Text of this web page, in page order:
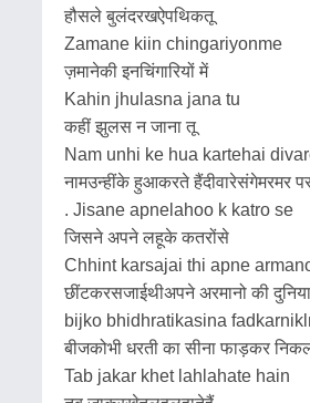
हौसले बुलंदरखऐपथिकतू
Zamane kiin chingariyonme
ज़मानेकी इनचिंगारियों में
Kahin jhulasna jana tu
कहीं झुलस न जाना तू
Nam unhi ke hua kartehai
नामउन्हींके हुआकरते हैंदीवारेसंगेमरमर
. Jisane apnelahoo k katro se
जिसने अपने लहूके कतरोंसे
Chhint karsajai thi apne
छींटकरसजाईथीअपने अरमानो की
bijko bhidhratikasina
बीजकोभी धरती का सीना फाड़कर
Tab jakar khet lahlahate hain